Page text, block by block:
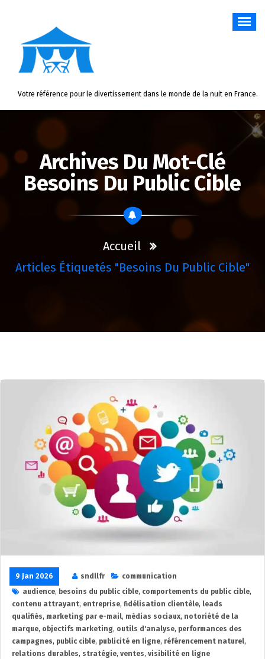
Votre référence pour le divertissement dans le monde de la nuit en France.
Archives Du Mot-Clé
Besoins Du Public Cible
Accueil
Articles Étiquetés "besoins Du Public Cible"
9 Jan 2026 sndllfr
communication
audience, besoins du public cible, comportements du public cible,
contenu attrayant, entreprise, fidélisation clientèle, leads
qualifiés, marketing par e-mail, médias sociaux, notoriété de la
marque, objectifs marketing, outils d'analyse, performances des
campagnes, public cible, publicité en ligne, référencement naturel,
relations durables, stratégie, ventes, visibilité en ligne